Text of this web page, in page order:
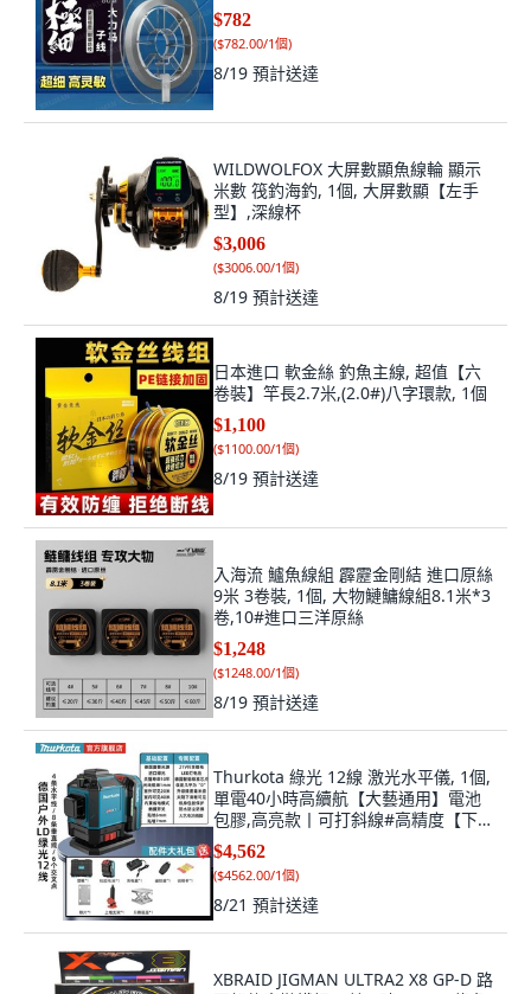
$782
($782.00/1個)
8/19 預計送達
WILDWOLFOX 大屏數顯魚線輪 顯示
米數 筏釣海釣, 1個, 大屏數顯【左手
型】,深線杯
$3,006
($3006.00/1個)
8/19 預計送達
日本進口 軟金絲 釣魚主線, 超值【六
卷裝】竿長2.7米,(2.0#)八字環款, 1個
$1,100
($1100.00/1個)
8/19 預計送達
入海流 鱸魚線組 霹靂金剛結 進口原絲
9米 3卷裝, 1個, 大物鰱鱅線組8.1米*3
卷,10#進口三洋原絲
$1,248
($1248.00/1個)
8/19 預計送達
Thurkota 綠光 12線 激光水平儀, 1個,
單電40小時高續航【大藝通用】電池
包膠,高亮款丨可打斜線#高精度【下水
平】標配
$4,562
($4562.00/1個)
8/21 預計送達
XBRAID JIGMAN ULTRA2 X8 GP-D 路